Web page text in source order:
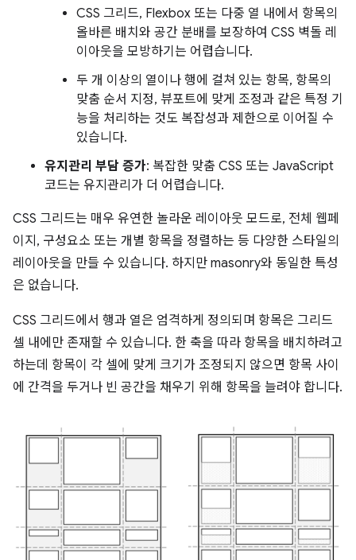
CSS 그리드, Flexbox 또는 다중 열 내에서 항목의
올바른 배치와 공간 분배를 보장하여 CSS 벽돌 레
이아웃을 모방하기는 어렵습니다.
두 개 이상의 열이나 행에 걸쳐 있는 항목, 항목의
맞춤 순서 지정, 뷰포트에 맞게 조정과 같은 특정 기
능을 처리하는 것도 복잡성과 제한으로 이어질 수
있습니다.
유지관리 부담 증가: 복잡한 맞춤 CSS 또는 JavaScript
코드는 유지관리가 더 어렵습니다.
CSS 그리드는 매우 유연한 놀라운 레이아웃 모드로, 전체 웹페
이지, 구성요소 또는 개별 항목을 정렬하는 등 다양한 스타일의
레이아웃을 만들 수 있습니다. 하지만 masonry와 동일한 특성
은 없습니다.
CSS 그리드에서 행과 열은 엄격하게 정의되며 항목은 그리드
셀 내에만 존재할 수 있습니다. 한 축을 따라 항목을 배치하려고
하는데 항목이 각 셀에 맞게 크기가 조정되지 않으면 항목 사이
에 간격을 두거나 빈 공간을 채우기 위해 항목을 늘려야 합니다.